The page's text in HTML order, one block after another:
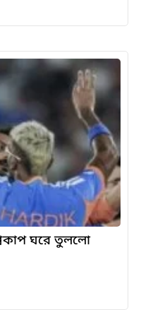
ঘরে তুললো